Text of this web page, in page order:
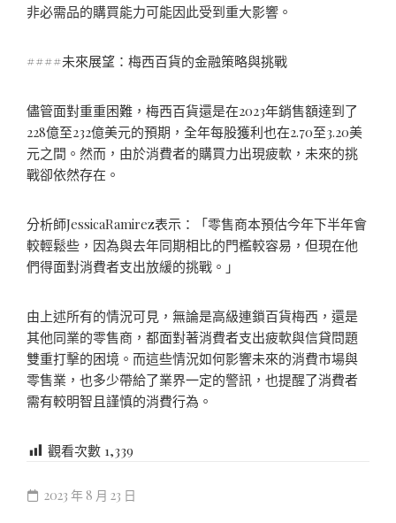
非必需品的購買能力可能因此受到重大影響。
####未來展望：梅西百貨的金融策略與挑戰
儘管面對重重困難，梅西百貨還是在2023年銷售額達到了
228億至232億美元的預期，全年每股獲利也在2.70至3.20美
元之間。然而，由於消費者的購買力出現疲軟，未來的挑
戰卻依然存在。
分析師JessicaRamirez表示：「零售商本預估今年下半年會
較輕鬆些，因為與去年同期相比的門檻較容易，但現在他
們得面對消費者支出放緩的挑戰。」
由上述所有的情況可見，無論是高級連鎖百貨梅西，還是
其他同業的零售商，都面對著消費者支出疲軟與信貸問題
雙重打擊的困境。而這些情況如何影響未來的消費市場與
零售業，也多少帶給了業界一定的警訊，也提醒了消費者
需有較明智且謹慎的消費行為。
觀看次數 1,339
2023 年 8 月 23 日